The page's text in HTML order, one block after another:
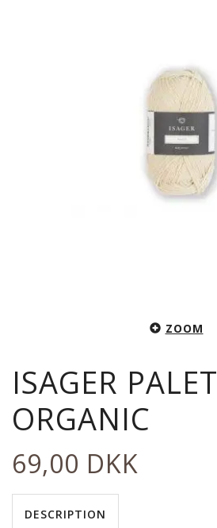
ZOOM
ISAGER PALET
ORGANIC
69,00 DKK
DESCRIPTION